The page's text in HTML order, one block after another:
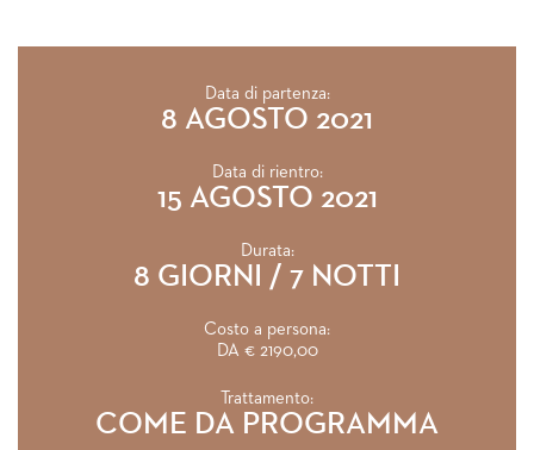
Data di partenza:
8 AGOSTO 2021
Data di rientro:
15 AGOSTO 2021
Durata:
8 GIORNI / 7 NOTTI
Costo a persona:
DA € 2190,00
Trattamento:
COME DA PROGRAMMA